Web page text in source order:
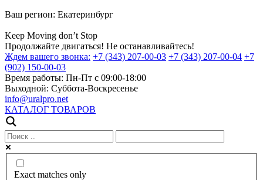
Ваш регион: Екатеринбург
Keep Moving don’t Stop
Продолжайте двигаться! Не останавливайтесь!
Ждем вашего звонка: +7 (343) 207-00-03 +7 (343) 207-00-04 +7
(902) 150-00-03
Время работы: Пн-Пт с 09:00-18:00
Выходной: Суббота-Воскресенье
info@uralpro.net
КАТАЛОГ ТОВАРОВ
Exact matches only